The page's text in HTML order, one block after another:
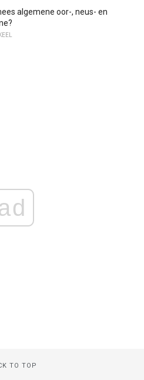
algemene oor-, neus- en
TO TOP